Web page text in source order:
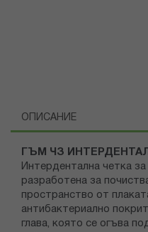
ОПИСАНИЕ
ГЪМ ЧЗ
Интердентална четка
разработена за
пространство от
антибактериално
глава, която се огъва